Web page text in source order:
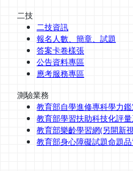
二技
二技資訊
報名人數、簡章、試題
答案卡卷樣張
公告資料專區
應考服務專區
測驗業務
教育部自學進修專科學力
教育部學習扶助科技化評
教育部樂齡學習網(另開新
教育部身心障礙試題命題